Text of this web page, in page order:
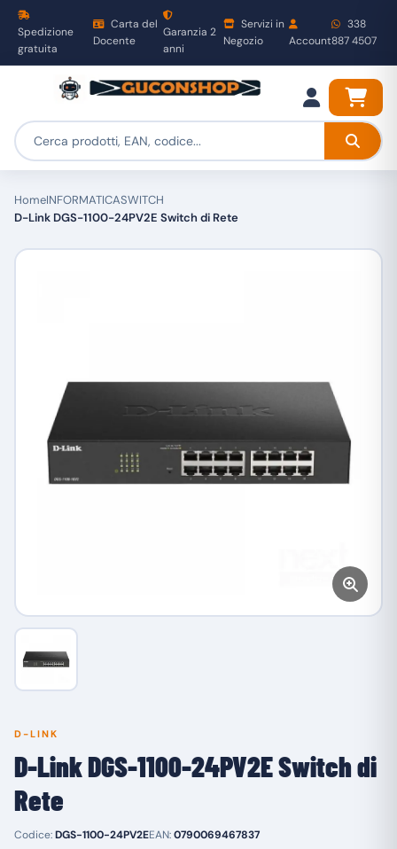
Spedizione
gratuita
Carta del
Docente
Garanzia 2
anni
Servizi in
Negozio
Account
338
887 4507
HomeINFORMATICASWITCH
D-Link DGS-1100-24PV2E Switch di Rete
D-LINK
D-Link DGS-1100-24PV2E Switch di
Rete
Codice:DGS-1100-24PV2EEAN:0790069467837